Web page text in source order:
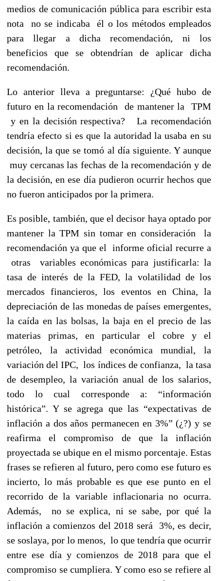
medios de comunicación pública para escribir esta
nota no se indicaba él o los métodos empleados
para llegar a dicha recomendación, ni los
beneficios que se obtendrían de aplicar dicha
recomendación.
Lo anterior lleva a preguntarse: ¿Qué hubo de
futuro en la recomendación de mantener la TPM
y en la decisión respectiva? La recomendación
tendría efecto si es que la autoridad la usaba en su
decisión, la que se tomó al día siguiente. Y aunque
muy cercanas las fechas de la recomendación y de
la decisión, en ese día pudieron ocurrir hechos que
no fueron anticipados por la primera.
Es posible, también, que el decisor haya optado por
mantener la TPM sin tomar en consideración la
recomendación ya que el informe oficial recurre a
otras variables económicas para justificarla: la
tasa de interés de la FED, la volatilidad de los
mercados financieros, los eventos en China, la
depreciación de las monedas de países emergentes,
la caída en las bolsas, la baja en el precio de las
materias primas, en particular el cobre y el
petróleo, la actividad económica mundial, la
variación del IPC, los índices de confianza, la tasa
de desempleo, la variación anual de los salarios,
todo lo cual corresponde a: “información
histórica”. Y se agrega que las “expectativas de
inflación a dos años permanecen en 3%” (¿?) y se
reafirma el compromiso de que la inflación
proyectada se ubique en el mismo porcentaje. Estas
frases se refieren al futuro, pero como ese futuro es
incierto, lo más probable es que ese punto en el
recorrido de la variable inflacionaria no ocurra.
Además, no se explica, ni se sabe, por qué la
inflación a comienzos del 2018 será 3%, es decir,
se soslaya, por lo menos, lo que tendría que ocurrir
entre ese día y comienzos de 2018 para que el
compromiso se cumpliera. Y como eso se refiere al